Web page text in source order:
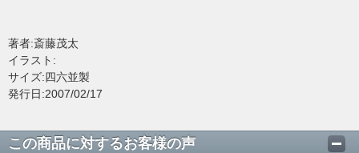
著者:斎藤茂太
イラスト:
サイズ:四六並製
発行日:2007/02/17
この商品に対するお客様の声